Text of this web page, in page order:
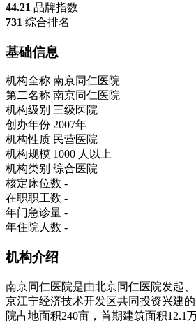
44.21 品牌指数
731 综合排名
基础信息
机构全称 南京同仁医院
第二名称 南京同仁医院
机构级别 三级医院
创办年份 2007年
机构性质 民营医院
机构规模 1000 人以上
机构类别 综合医院
核定床位数 -
在职职工数 -
年门急诊量 -
年住院人数 -
机构介绍
南京同仁医院是由北京同仁医院发起
京江宁经济技术开发区共同投资兴建
院占地面积240亩，首期建筑面积12.1